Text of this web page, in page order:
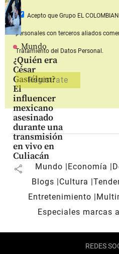
Mundo
¿Quién era
César
Gastélum?
El
influencer
mexicano
asesinado
durante una
transmisión
en vivo en
Culiacán
share
Acepto que Grupo EL
personales con terceros aliados
Tratamiento del Datos Personal.
Mundo Economía
Blogs
Cultura
Entretenimiento
Especiales marcas
REDES